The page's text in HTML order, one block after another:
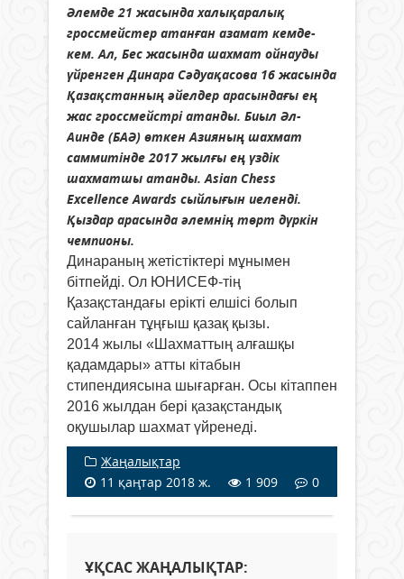
Әлемде 21 жасында халықаралық
гроссмейстер атанған азамат кемде-
кем. Ал, Бес жасында шахмат ойнауды
үйренген Динара Сәдуақасова 16 жасында
Қазақстанның әйелдер арасындағы ең
жас гроссмейстрі атанды. Биыл Әл-
Аинде (БАӘ) өткен Азияның шахмат
саммитінде 2017 жылғы ең үздік
шахматшы атанды. Asian Chess
Excellence Awards сыйлығын иеленді.
Қыздар арасында әлемнің төрт дүркін
чемпионы.
Динараның жетістіктері мұнымен
бітпейді. Ол ЮНИСЕФ-тің
Қазақстандағы ерікті елшісі болып
сайланған тұңғыш қазақ қызы.
2014 жылы «Шахматтың алғашқы
қадамдары» атты кітабын
стипендиясына шығарған. Осы кітаппен
2016 жылдан бері қазақстандық
оқушылар шахмат үйренеді.
Жаңалықтар
11 қаңтар 2018 ж.
1 909 0
ҰҚСАС ЖАҢАЛЫҚТАР: